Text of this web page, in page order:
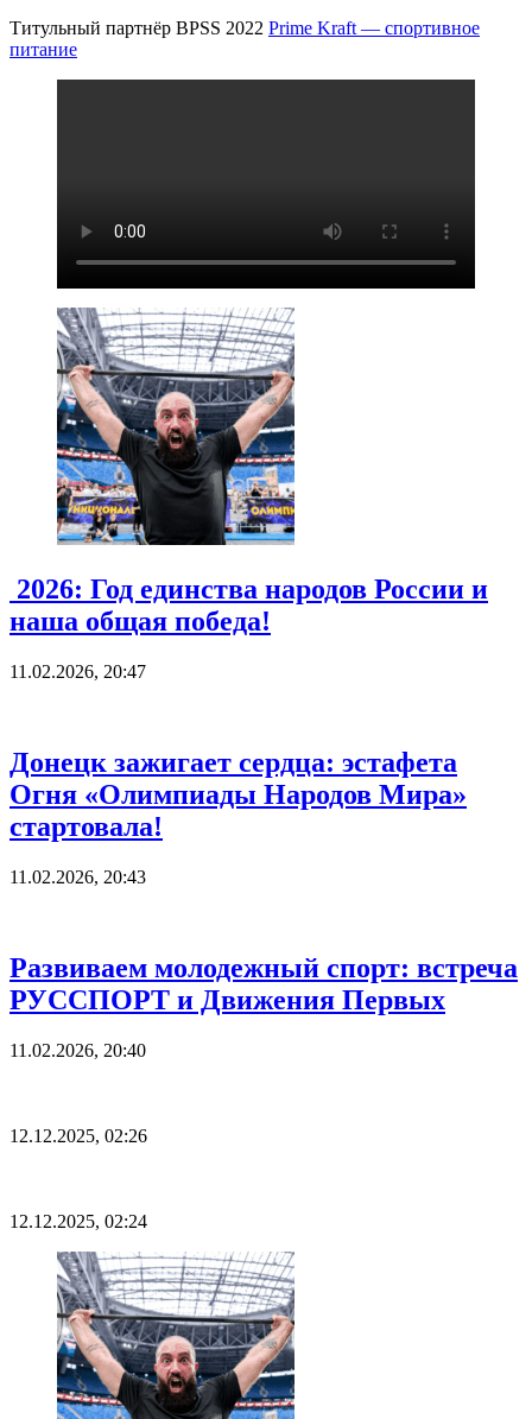
Титульный партнёр BPSS 2022 Prime Kraft — спортивное
питание
2026: Год единства народов России и
наша общая победа!
11.02.2026, 20:47
Донецк зажигает сердца: эстафета
Огня «Олимпиады Народов Мира»
стартовала!
11.02.2026, 20:43
Развиваем молодежный спорт: встреча
РУССПОРТ и Движения Первых
11.02.2026, 20:40
12.12.2025, 02:26
12.12.2025, 02:24